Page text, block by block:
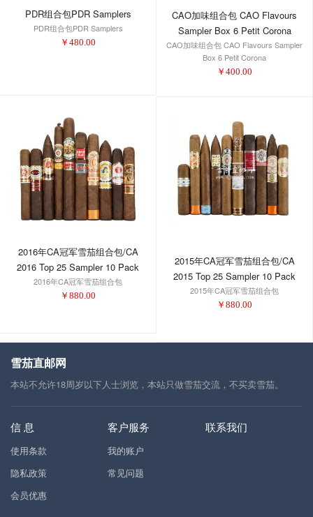
PDR组合包PDR Samplers
PDR组合包PDR Samplers
￥ 480.00
CAO加味组合包 CAO Flavours
Sampler Box 6 Petit Corona
CAO加味组合包 CAO Flavours Sampler
Box 6 Petit Corona
￥ 400.00
2016年CA冠军雪茄组合包/CA
2016 Top 25 Sampler 10 Pack
2016年CA冠军雪茄组合包
￥ 880.00
2015年CA冠军雪茄组合包/CA
2015 Top 25 Sampler 10 Pack
2015年CA冠军雪茄组合包
￥ 880.00
雪茄直邮网
本站不允许18周岁以下人士浏览，本站只做雪茄交流，不买卖雪茄。
信 息
使用条款
隐私政策
会员优惠
客户服务
我的账户
常见问题
联系我们